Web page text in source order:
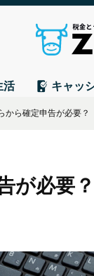
活 キャッ
から確定申告が必要
が必要